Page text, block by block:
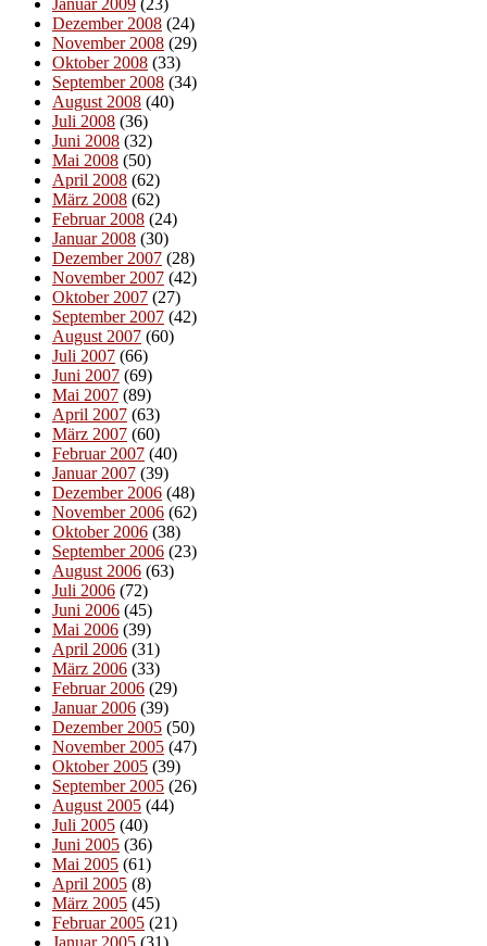
Januar 2009 (23)
Dezember 2008 (24)
November 2008 (29)
Oktober 2008 (33)
September 2008 (34)
August 2008 (40)
Juli 2008 (36)
Juni 2008 (32)
Mai 2008 (50)
April 2008 (62)
März 2008 (62)
Februar 2008 (24)
Januar 2008 (30)
Dezember 2007 (28)
November 2007 (42)
Oktober 2007 (27)
September 2007 (42)
August 2007 (60)
Juli 2007 (66)
Juni 2007 (69)
Mai 2007 (89)
April 2007 (63)
März 2007 (60)
Februar 2007 (40)
Januar 2007 (39)
Dezember 2006 (48)
November 2006 (62)
Oktober 2006 (38)
September 2006 (23)
August 2006 (63)
Juli 2006 (72)
Juni 2006 (45)
Mai 2006 (39)
April 2006 (31)
März 2006 (33)
Februar 2006 (29)
Januar 2006 (39)
Dezember 2005 (50)
November 2005 (47)
Oktober 2005 (39)
September 2005 (26)
August 2005 (44)
Juli 2005 (40)
Juni 2005 (36)
Mai 2005 (61)
April 2005 (8)
März 2005 (45)
Februar 2005 (21)